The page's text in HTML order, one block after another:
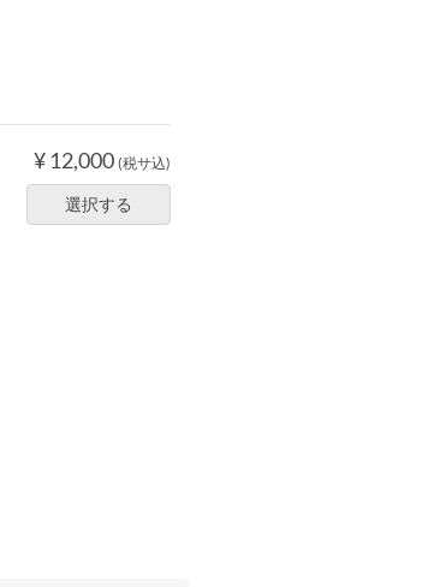
¥ 12,000 (税サ込)
選択する